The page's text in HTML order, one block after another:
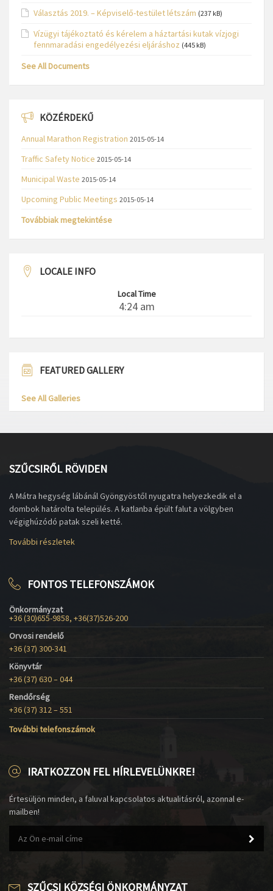
Választás 2019. – Képviselő-testület létszám (237 kB)
Vízügyi tájékoztató és kérelem a háztartási kutak vízjogi
fennmaradási engedélyezési eljáráshoz (445 kB)
See All Documents
KÖZÉRDEKŰ
Annual Marathon Registration 2015-05-14
Traffic Safety Notice 2015-05-14
Municipal Waste 2015-05-14
Upcoming Public Meetings 2015-05-14
Továbbiak megtekintése
LOCALE INFO
Local Time
4:24 am
FEATURED GALLERY
See All Galleries
SZŰCSIRŐL RÖVIDEN
A Mátra hegység lábánál Gyöngyöstől nyugatra helyezkedik el a
dombok határolta település. A katlanba épült falut a völgyben
végighúzódó patak szeli ketté.
További részletek
FONTOS TELEFONSZÁMOK
Önkormányzat
+36 (30)655-9858, +36(37)526-200
Orvosi rendelő
+36 (37) 300-341
Könyvtár
+36 (37) 630 – 044
Rendőrség
+36 (37) 312 – 551
További telefonszámok
IRATKOZZON FEL HÍRLEVELÜNKRE!
Értesüljön minden, a faluval kapcsolatos aktualitásról, azonnal e-
mailben!
SZŰCSI KÖZSÉGI ÖNKORMÁNYZAT